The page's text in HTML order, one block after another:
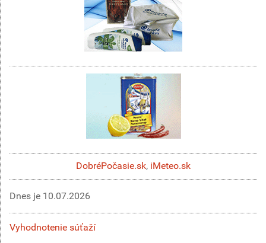
DobréPočasie.sk, iMeteo.sk
Dnes je 10.07.2026
Vyhodnotenie súťaží